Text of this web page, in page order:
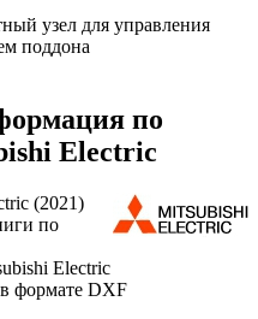
узел для управления
поддона
по
Electric
(2021)
по
Electric
формате DXF